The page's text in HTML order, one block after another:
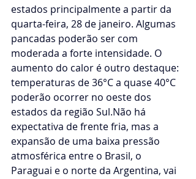
estados principalmente a partir da
quarta-feira, 28 de janeiro. Algumas
pancadas poderão ser com
moderada a forte intensidade. O
aumento do calor é outro destaque:
temperaturas de 36°C a quase 40°C
poderão ocorrer no oeste dos
estados da região Sul.Não há
expectativa de frente fria, mas a
expansão de uma baixa pressão
atmosférica entre o Brasil, o
Paraguai e o norte da Argentina, vai